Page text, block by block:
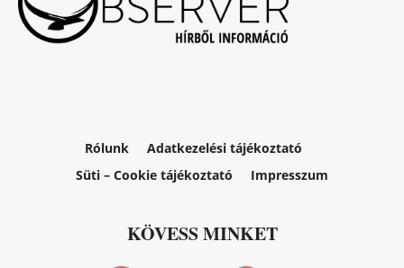
Rólunk
Adatkezelési tájékoztató
Süti – Cookie tájékoztató
Impresszum
KÖVESS MINKET